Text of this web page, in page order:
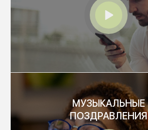
МУЗЫКАЛЬНЫЕ
ПОЗДРАВЛЕНИЯ